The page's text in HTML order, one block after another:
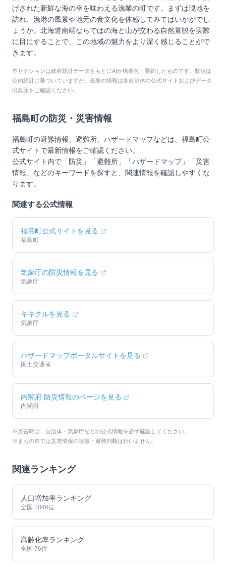
げされた新鮮な海の幸を味わえる漁業の町です。まずは現地を
訪れ、漁港の風景や地元の食文化を体感してみてはいかがでし
ょうか。北海道南端ならではの海と山が交わる自然景観を実際
に目にすることで、この地域の魅力をより深く感じることがで
きます。
本セクションは政府統計データをもとにAIが構造化・要約したものです。数値は
公的統計に基づいていますが、最新の情報は各自治体の公式サイトおよびデータ
出典元をご確認ください。
福島町 の防災・災害情報
福島町の避難情報、避難所、ハザードマップなどは、 福島町公
式サイトで最新情報をご確認ください。
公式サイト内で「防災」「避難所」「ハザードマップ」「災害
情報」などのキーワードを探すと、関連情報を確認しやすくな
ります。
関連する公式情報
福島町公式サイトを見る
福島町
気象庁の防災情報を見る
気象庁
キキクルを見る
気象庁
ハザードマップポータルサイトを見る
国土交通省
内閣府 防災情報のページを見る
内閣府
※災害時は、自治体・気象庁などの公式情報を必ず確認してください。
※まちの扉では災害情報の速報・避難判断は行いません。
関連ランキング
人口増加率ランキング
全国 1846位
高齢化率ランキング
全国 76位